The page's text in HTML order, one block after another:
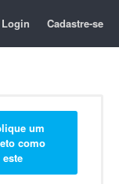
Login Cadastre-se
um
como
este